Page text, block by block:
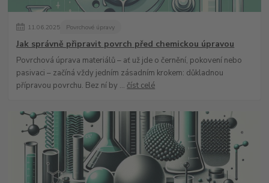
11.06.2025 Povrchové úpravy
Jak správně připravit povrch před chemickou úpravou
Povrchová úprava materiálů – ať už jde o černění, pokovení nebo
pasivaci – začíná vždy jedním zásadním krokem: důkladnou
přípravou povrchu. Bez ní by ... číst celé